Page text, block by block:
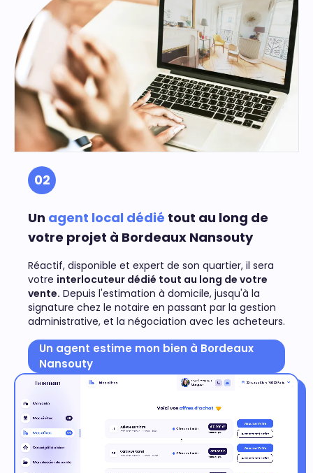
02
Un agent local dédié tout au long de
votre projet à Bordeaux Nansouty
Réactif, disponible et expert de son quartier, il sera
votre interlocuteur dédié tout au long de votre
vente. Depuis l'estimation à domicile, jusqu'à la
signature chez le notaire en passant par la gestion
administrative, et la négociation avec les acheteurs.
Un agent estime mon bien à Bordeaux
Nansouty